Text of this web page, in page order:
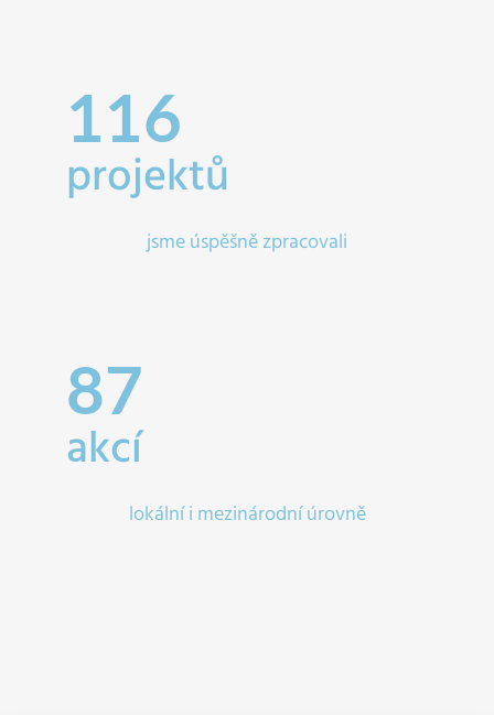
116
projektů
jsme úspěšně zpracovali
87
akcí
lokální i mezinárodní úrovně